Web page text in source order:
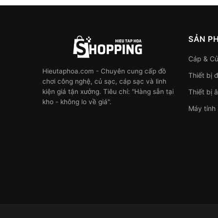
Hieutaphoa.com - Chuyên cung cấp đồ
chơi công nghệ, củ sạc, cáp sạc và linh
kiện giá tận xưởng. Tiêu chí: "Hàng sẵn tại
kho - không lo về giá".
SẢN
Cáp &
Thiết bị
Thiết bị
Máy tính